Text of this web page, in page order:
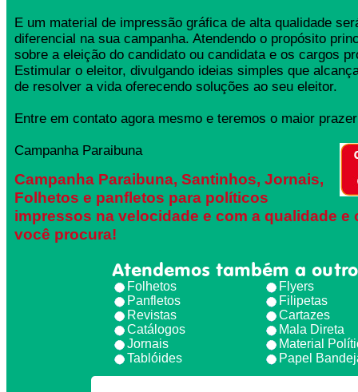
E um material de impressão gráfica de alta qualidade
diferencial na sua campanha. Atendendo o propósito
sobre a eleição do candidato ou candidata e os cargos
Estimular o eleitor, divulgando ideias simples que
de resolver a vida oferecendo soluções ao seu eleitor.
Entre em contato agora mesmo e teremos o maior
Campanha Paraibuna
Campanha Paraibuna, Santinhos, Jornais,
Folhetos e panfletos para políticos
impressos na velocidade e com a qualidade e
você procura!
Atendemos também a
Folhetos
Panfletos
Revistas
Catálogos
Jornais
Tablóides
Flyers
Filipetas
Cartazes
Mala Direta
Material
Papel